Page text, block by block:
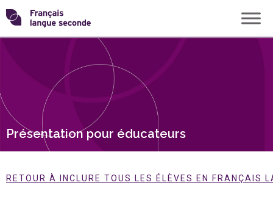
Skip
to
content
Transformons
langue
Présentation pour éducateurs
RETOUR À INCLURE TOUS LES ÉLÈVES EN FRANÇAIS